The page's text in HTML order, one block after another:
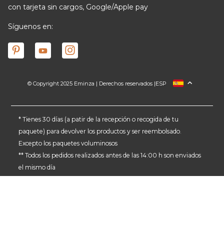
con tarjeta sin cargos, Google/Apple pay
Síguenos en:
© Copyright 2025 Eminza | Derechos reservados |
FRANCIA
ALEMANIA
PAÍSES BAJOS
ESP
* Tienes 30 días (a patir de la recepción o recogida de tu
paquete) para devolver los productos y ser reembolsado.
Excepto los paquetes voluminosos
** Todos los pedidos realizados antes de las 14:00 h son enviados
el mismo día